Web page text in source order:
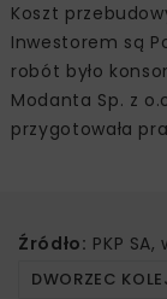
Koszt
Inwestorem są
robót było
Modanta Sp. z
przygotowała
Źródło: PKP
DWORZEC